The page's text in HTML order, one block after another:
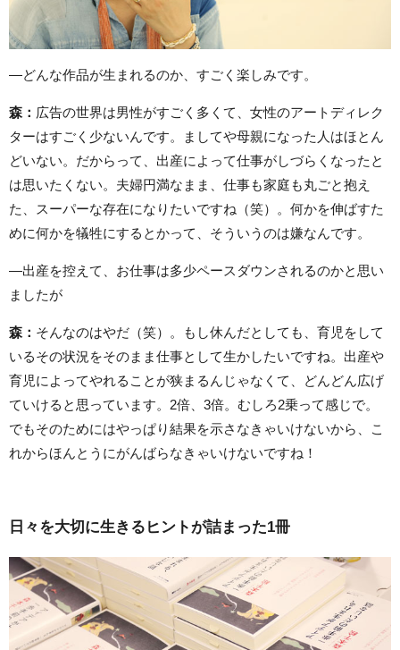
―どんな作品が生まれるのか、すごく楽しみです。
森： 広告の世界は男性がすごく多くて、女性のアートディレク
ターはすごく少ないんです。ましてや母親になった人はほとん
どいない。だからって、出産によって仕事がしづらくなったと
は思いたくない。夫婦円満なまま、仕事も家庭も丸ごと抱え
た、スーパーな存在になりたいですね（笑）。何かを伸ばすた
めに何かを犠牲にするとかって、そういうのは嫌なんです。
―出産を控えて、お仕事は多少ペースダウンされるのかと思い
ましたが
森： そんなのはやだ（笑）。もし休んだとしても、育児をして
いるその状況をそのまま仕事として生かしたいですね。出産や
育児によってやれることが狭まるんじゃなくて、どんどん広げ
ていけると思っています。2倍、3倍。むしろ2乗って感じで。
でもそのためにはやっぱり結果を示さなきゃいけないから、こ
れからほんとうにがんばらなきゃいけないですね！
日々を大切に生きるヒントが詰まった1冊